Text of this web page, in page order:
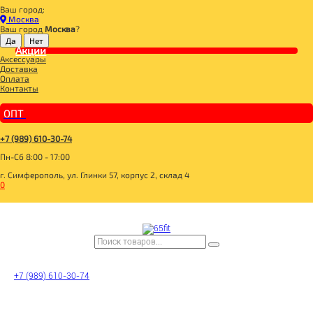
Ваш город:
Москва
Ваш город Москва?
Акции
Аксессуары
Доставка
Оплата
Контакты
ОПТ
+7 (989) 610-30-74
Пн-Сб 8:00 - 17:00
г. Симферополь, ул. Глинки 57, корпус 2, склад 4
0
+7 (989) 610-30-74
Главная
СПОРТИВНОЕ ПИТАНИЕ
ПРОТЕИН
Life Protein Raspberry Cream 454g, Tree of life